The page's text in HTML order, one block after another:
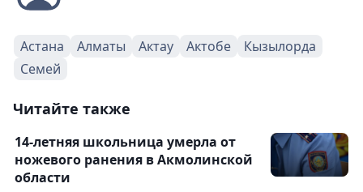
Астана Алматы Актау Актобе
Кызылорда
Семей
Читайте также
14-летняя школьница умерла от
ножевого ранения в Акмолинской
области